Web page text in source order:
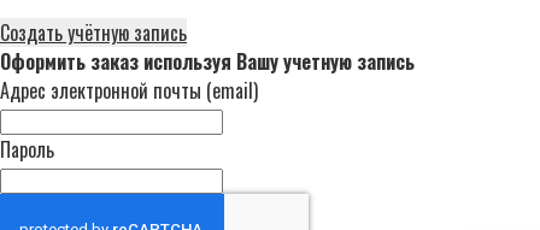
Создать учётную запись
Оформить заказ используя Вашу учетную запись
Адрес электронной почты (email)
Пароль